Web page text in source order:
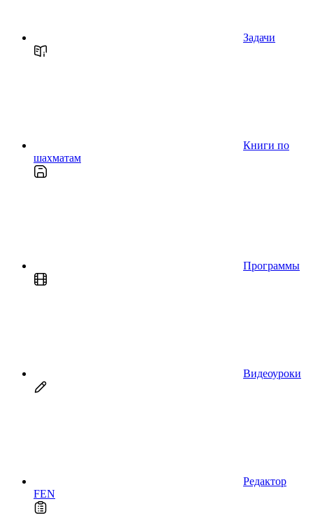
Задачи
Книги по
шахматам
Программы
Видеоуроки
Редактор
FEN